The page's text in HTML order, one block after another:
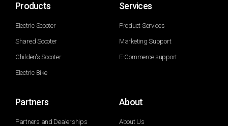
Products
Electric Scooter
Shared Scooter
Childen's Scooter
Electric Bike
Services
Product Services
Marketing Support
E-Commerce support
Partners
Partners and Dealerships
About
About Us